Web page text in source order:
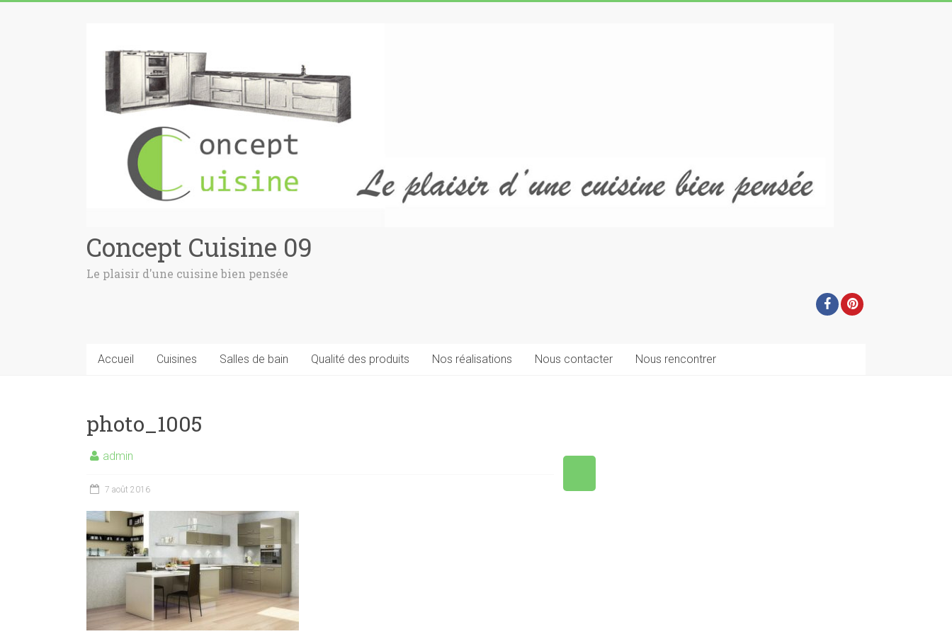
Concept Cuisine 09
Le plaisir d'une cuisine bien pensée
Accueil Cuisines Salles de bain Qualité des produits Nos réalisations Nous contacter Nous rencontrer
photo_1005
admin
7 août 2016